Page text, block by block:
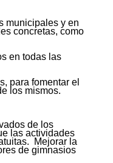
municipales y en
concretas, como
en todas las
para fomentar el
los mismos.
de los
las actividades
Mejorar la
de gimnasios